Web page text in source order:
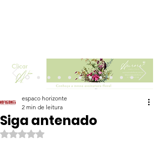
Clicar
Siga antenado
espaco horizonte
2 min de leitura
Avaliado com NaN de 5 estrelas.